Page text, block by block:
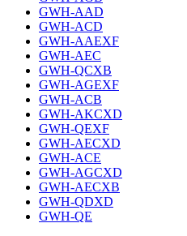
GWH-AAD
GWH-ACD
GWH-AAEXF
GWH-AEC
GWH-QCXB
GWH-AGEXF
GWH-ACB
GWH-AKCXD
GWH-QEXF
GWH-AECXD
GWH-ACE
GWH-AGCXD
GWH-AECXB
GWH-QDXD
GWH-QE